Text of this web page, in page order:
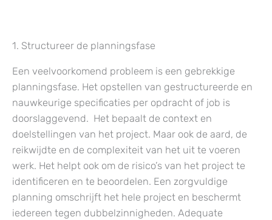
1. Structureer de planningsfase
Een veelvoorkomend probleem is een gebrekkige
planningsfase. Het opstellen van gestructureerde en
nauwkeurige specificaties per opdracht of job is
doorslaggevend. Het bepaalt de context en
doelstellingen van het project. Maar ook de aard, de
reikwijdte en de complexiteit van het uit te voeren
werk. Het helpt ook om de risico’s van het project te
identificeren en te beoordelen. Een zorgvuldige
planning omschrijft het hele project en beschermt
iedereen tegen dubbelzinnigheden. Adequate